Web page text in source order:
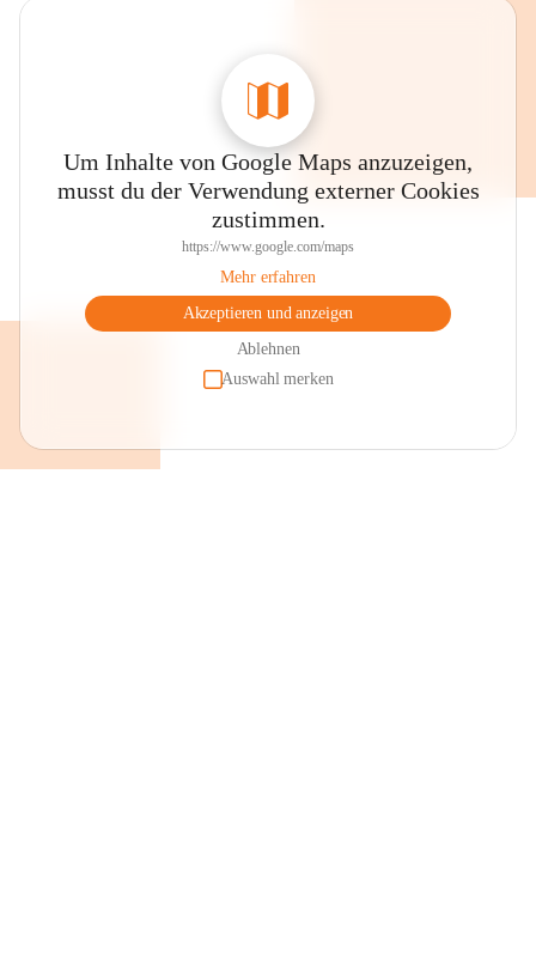
Um Inhalte von Google Maps anzuzeigen,
musst du der Verwendung externer Cookies
zustimmen.
https://www.google.com/maps
Mehr erfahren
Akzeptieren und anzeigen
Ablehnen
Auswahl merken